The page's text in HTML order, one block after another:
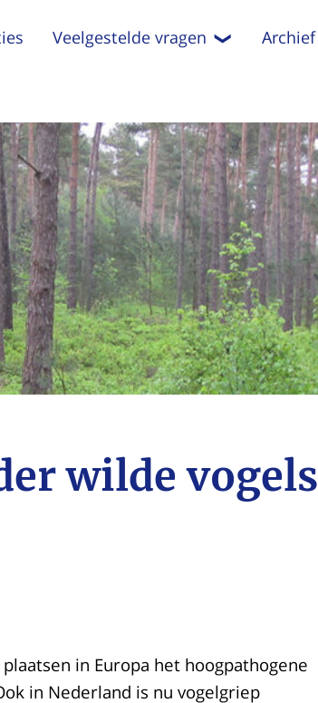
Veelgestelde vragen Archief
wilde vogels
in Europa het hoogpathogene
in Nederland is nu vogelgriep